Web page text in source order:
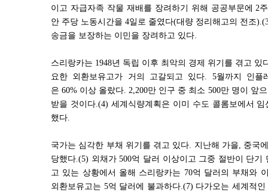
이고 자급자족 작물 재배를 장려하기 위해 공공부문에2
안 주당 노동시간을 4일로 줄였다(대량 정리해고의 전조
송금을 보장하는 이민을 장려하고 있다.
스리랑카는 1948년 독립 이후 최악의 경제 위기를 겪고 있
요한 외환보유고가 거의 고갈되고 있다. 5월까지 인플
은60% 이상 올랐다. 2,200만 인구 중 최소 500만 명이 앞
받을 것이다.(4) 세계식량계획은 이미 수도 콜롬보에서
했다.
국가는 심각한 부채 위기를 겪고 있다. 지난해 가을, 중국
당했다.(5) 외채가500억 달러 이상이고 그중 절반이 단기
고 있는 상황에서 올해 스리랑카는 70억 달러의 부채와
외환보유고는 5억 달러에 불과하다.(7) 다가오는 세계적